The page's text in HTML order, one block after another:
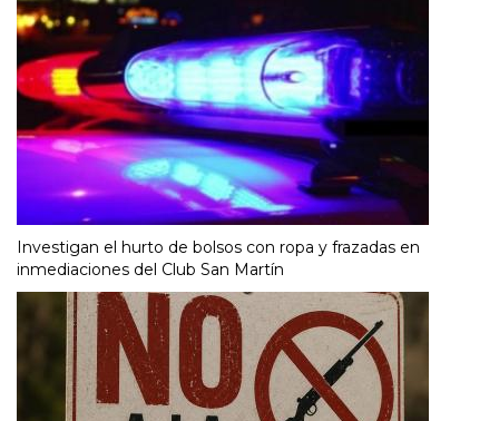
Investigan el hurto de bolsos con ropa y frazadas en
inmediaciones del Club San Martín